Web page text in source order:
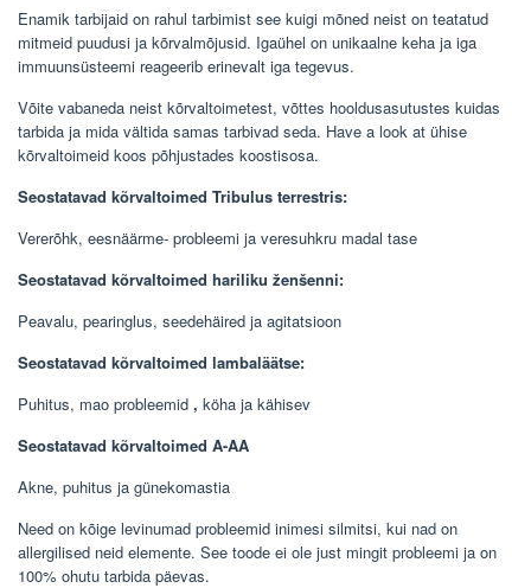
Enamik tarbijaid on rahul tarbimist see kuigi mõned neist on teatatud
mitmeid puudusi ja kõrvalmõjusid. Igaühel on unikaalne keha ja iga
immuunsüsteemi reageerib erinevalt iga tegevus.
Võite vabaneda neist kõrvaltoimetest, võttes hooldusasutustes kuidas
tarbida ja mida vältida samas tarbivad seda. Have a look at ühise
kõrvaltoimeid koos põhjustades koostisosa.
Seostatavad kõrvaltoimed Tribulus terrestris:
Vererõhk, eesnäärme- probleemi ja veresuhkru madal tase
Seostatavad kõrvaltoimed hariliku ženšenni:
Peavalu, pearinglus, seedehäired ja agitatsioon
Seostatavad kõrvaltoimed lambaläätse:
Puhitus, mao probleemid , köha ja kähisev
Seostatavad kõrvaltoimed A-AA
Akne, puhitus ja günekomastia
Need on kõige levinumad probleemid inimesi silmitsi, kui nad on
allergilised neid elemente. See toode ei ole just mingit probleemi ja on
100% ohutu tarbida päevas.